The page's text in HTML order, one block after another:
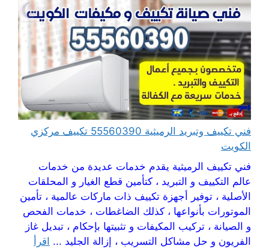
فني تكييف وتبريد الرميثية 55560390 تكييف مركزي
الكويت
فني تكييف الرميثية يقدم خدمات عديدة من خدمات
عالم التكييف و التبريد ، كتأمين قطع الغيار و المحلقات
الأصلية ، توفير أجهزة تكييف ذات ماركات عالمية ، تأمين
الموتورات بأنواعها ، كذلك الضاغطات ، خدمات الفحص
و الصيانة ، تركيب المكيفات و تثبيتها بإحكام ، تبديل غاز
الفريون و حل مشاكل التسريب ، إزالة الجليد ... اقرأ